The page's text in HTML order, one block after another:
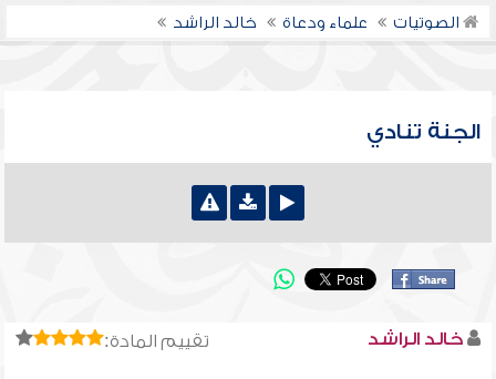
الصوتيات علماء ودعاة خالد الراشد
الجنة تنادي
تقييم المادة: خالد الراشد